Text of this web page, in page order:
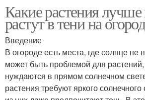
Какие растения лучше
растут в тени на
Введение
В огороде есть места, где солнце не
может быть проблемой для
нуждаются в прямом солнечном
растения требуют яркого